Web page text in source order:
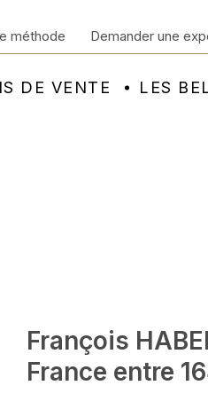
DE VENTE LES
méthode Demander une
François
France entre